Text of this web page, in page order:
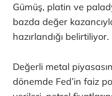
Gümüş, platin ve
bazda değer
hazırlandığı belirtiliyor.
Değerli metal
dönemde Fed’in faiz